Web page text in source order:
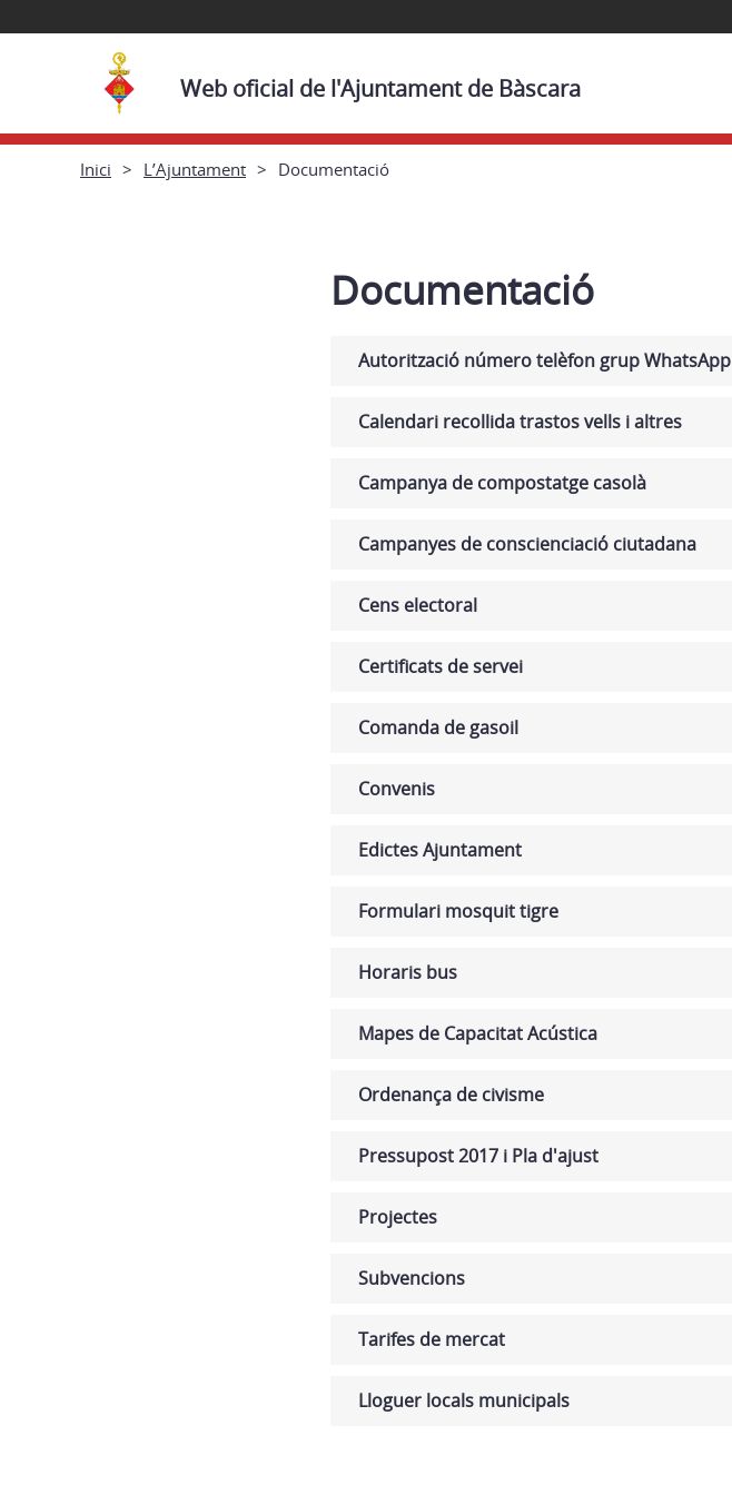
Web oficial de l'Ajuntament de Bàscara
Inici L’Ajuntament Documentació
Documentació
Autorització número telèfon grup WhatsApp
Calendari recollida trastos vells i altres
Campanya de compostatge casolà
Campanyes de conscienciació ciutadana
Cens electoral
Certificats de servei
Comanda de gasoil
Convenis
Edictes Ajuntament
Formulari mosquit tigre
Horaris bus
Mapes de Capacitat Acústica
Ordenança de civisme
Pressupost 2017 i Pla d'ajust
Projectes
Subvencions
Tarifes de mercat
Lloguer locals municipals